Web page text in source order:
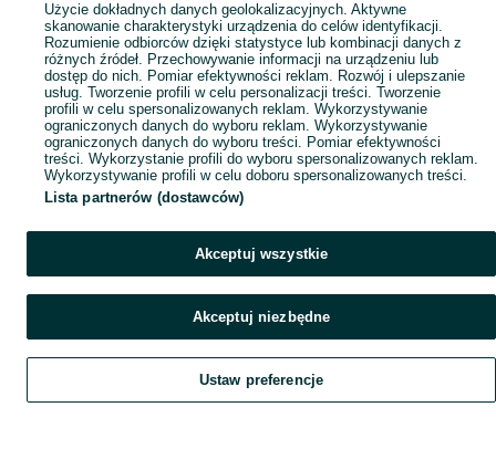
Szukaj Obserwujesz Dodaj Czat Konto
Użycie dokładnych danych geolokalizacyjnych. Aktywne
skanowanie charakterystyki urządzenia do celów identyfikacji.
Rozumienie odbiorców dzięki statystyce lub kombinacji danych z
różnych źródeł. Przechowywanie informacji na urządzeniu lub
dostęp do nich. Pomiar efektywności reklam. Rozwój i ulepszanie
usług. Tworzenie profili w celu personalizacji treści. Tworzenie
profili w celu spersonalizowanych reklam. Wykorzystywanie
ograniczonych danych do wyboru reklam. Wykorzystywanie
ograniczonych danych do wyboru treści. Pomiar efektywności
treści. Wykorzystanie profili do wyboru spersonalizowanych reklam.
Wykorzystywanie profili w celu doboru spersonalizowanych treści.
Lista partnerów (dostawców)
Akceptuj wszystkie
Akceptuj niezbędne
Ustaw preferencje